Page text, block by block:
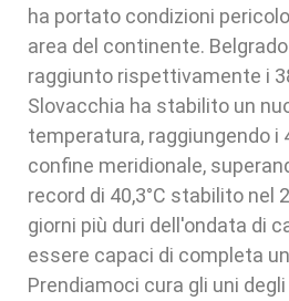
ha portato condizioni
area del continente.
raggiunto rispettivamente i
Slovacchia ha stabilito un
temperatura, raggiungendo i
confine meridionale,
record di 40,3°C stabilito nel
giorni più duri dell'ondata di
essere capaci di completa
Prendiamoci cura gli uni